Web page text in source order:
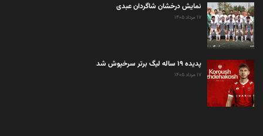
نمایش درخشان شاگردان عبدی
۱۷ مرداد ۱۴۰۵
پدیده ۱۹ ساله لیگ برتر سرخپوش شد
۱۷ مرداد ۱۴۰۵